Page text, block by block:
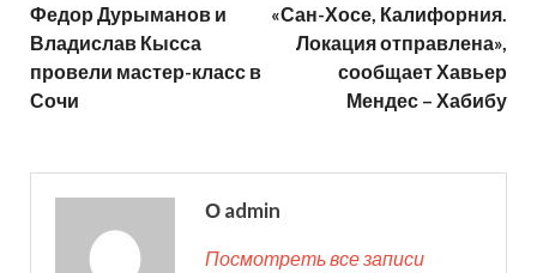
Федор Дурыманов и
Владислав Кысса
провели мастер-класс в
Сочи
«Сан-Хосе, Калифорния.
Локация отправлена»,
сообщает Хавьер
Мендес – Хабибу
О admin
Посмотреть все записи